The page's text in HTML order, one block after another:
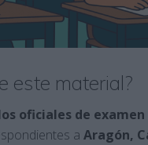
este material?
oficiales de examen
a Aragón,